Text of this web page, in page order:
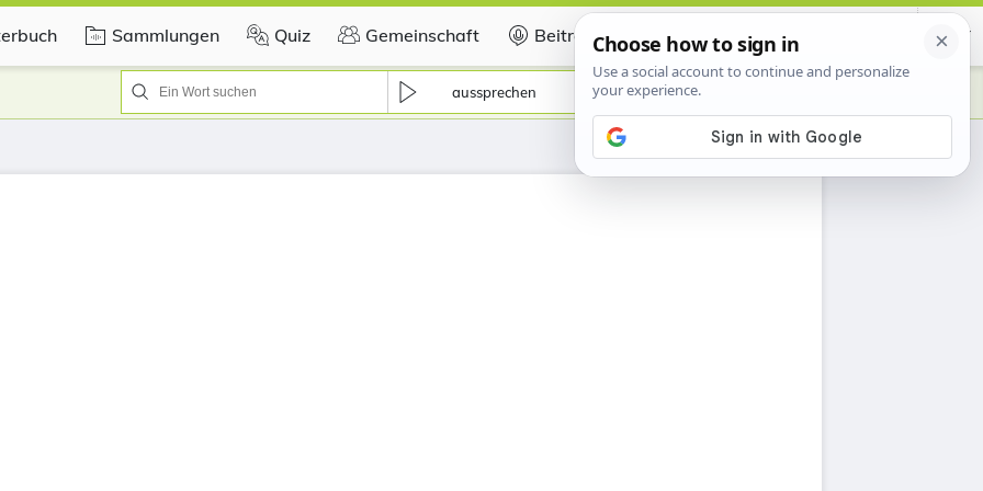
Sammlungen Quiz Gemeinschaft Beitragen Certificate
aussprechen